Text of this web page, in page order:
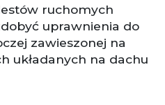
ruchomych
uprawnienia do
zawieszonej na
układanych na dachu